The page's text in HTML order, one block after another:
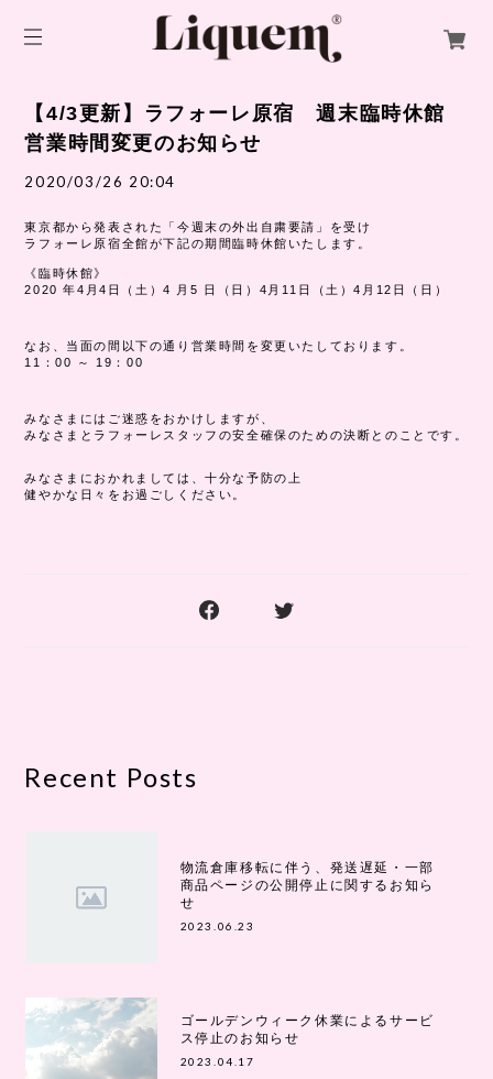
【4/3更新】ラフォーレ原宿 週末臨時休館
営業時間変更のお知らせ
2020/03/26 20:04
東京都から発表された「今週末の外出自粛要請」を受け
ラフォーレ原宿全館が下記の期間臨時休館いたします。
《臨時休館》
2020 年4月4日（土）4 月5 日（日）4月11日（土）4月12日（日）
なお、当面の間以下の通り営業時間を変更いたしております。
11：00 ～ 19：00
みなさまにはご迷惑をおかけしますが、
みなさまとラフォーレスタッフの安全確保のための決断とのことです。
みなさまにおかれましては、十分な予防の上
健やかな日々をお過ごしください。
Recent Posts
物流倉庫移転に伴う、発送遅延・一部
商品ページの公開停止に関するお知ら
せ
2023.06.23
ゴールデンウィーク休業によるサービ
ス停止のお知らせ
2023.04.17